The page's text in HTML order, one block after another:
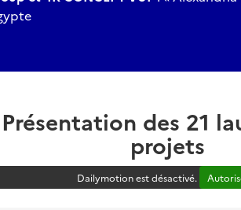
des 21
projets
Dailymotion est désactivé.